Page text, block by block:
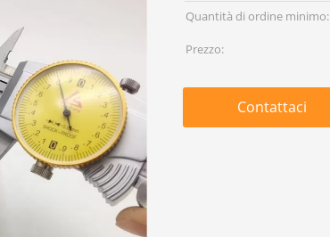
Quantità di ordine minimo:
Prezzo:
Contattaci